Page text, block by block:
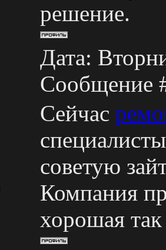
решение.
Дата:
Сообщение
Сейчас
советую
Компания
хорошая